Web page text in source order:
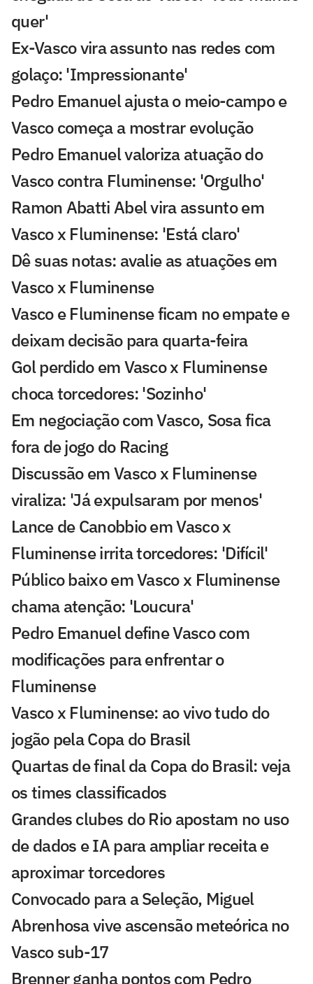
quer'
Ex-Vasco vira assunto nas redes com
golaço: 'Impressionante'
Pedro Emanuel ajusta o meio-campo e
Vasco começa a mostrar evolução
Pedro Emanuel valoriza atuação do
Vasco contra Fluminense: 'Orgulho'
Ramon Abatti Abel vira assunto em
Vasco x Fluminense: 'Está claro'
Dê suas notas: avalie as atuações em
Vasco x Fluminense
Vasco e Fluminense ficam no empate e
deixam decisão para quarta-feira
Gol perdido em Vasco x Fluminense
choca torcedores: 'Sozinho'
Em negociação com Vasco, Sosa fica
fora de jogo do Racing
Discussão em Vasco x Fluminense
viraliza: 'Já expulsaram por menos'
Lance de Canobbio em Vasco x
Fluminense irrita torcedores: 'Difícil'
Público baixo em Vasco x Fluminense
chama atenção: 'Loucura'
Pedro Emanuel define Vasco com
modificações para enfrentar o
Fluminense
Vasco x Fluminense: ao vivo tudo do
jogão pela Copa do Brasil
Quartas de final da Copa do Brasil: veja
os times classificados
Grandes clubes do Rio apostam no uso
de dados e IA para ampliar receita e
aproximar torcedores
Convocado para a Seleção, Miguel
Abrenhosa vive ascensão meteórica no
Vasco sub-17
Brenner ganha pontos com Pedro